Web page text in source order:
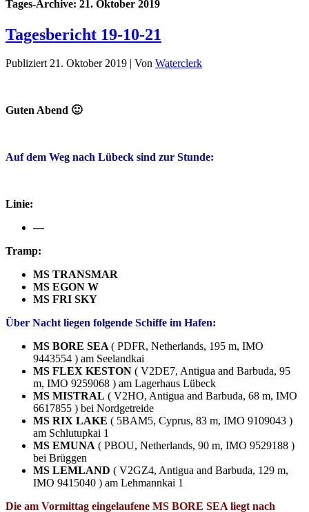
Tages-Archive: 21. Oktober 2019
Tagesbericht 19-10-21
Publiziert 21. Oktober 2019 | Von Waterclerk
Guten Abend 🙂
Auf dem Weg nach Lübeck sind zur Stunde:
Linie:
—
Tramp:
MS TRANSMAR
MS EGON W
MS FRI SKY
Über Nacht liegen folgende Schiffe im Hafen:
MS BORE SEA( PDFR, Netherlands, 195 m, IMO
9443554 ) am Seelandkai
MS FLEX KESTON ( V2DE7, Antigua and Barbuda, 95
m, IMO 9259068 ) am Lagerhaus Lübeck
MS MISTRAL ( V2HO, Antigua and Barbuda, 68 m, IMO
6617855 ) bei Nordgetreide
MS RIX LAKE ( 5BAM5, Cyprus, 83 m, IMO 9109043 )
am Schlutupkai 1
MS EMUNA ( PBOU, Netherlands, 90 m, IMO 9529188 )
bei Brüggen
MS LEMLAND ( V2GZ4, Antigua and Barbuda, 129 m,
IMO 9415040 ) am Lehmannkai 1
Die am Vormittag eingelaufene MS BORE SEA liegt nach